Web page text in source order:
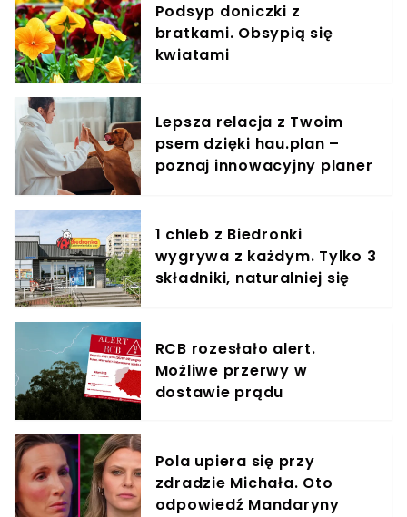
Podsyp doniczki z
bratkami. Obsypią się
kwiatami
Lepsza relacja z Twoim
psem dzięki hau.plan –
poznaj innowacyjny planer
1 chleb z Biedronki
wygrywa z każdym. Tylko 3
składniki, naturalniej się
RCB rozesłało alert.
Możliwe przerwy w
dostawie prądu
Pola upiera się przy
zdradzie Michała. Oto
odpowiedź Mandaryny